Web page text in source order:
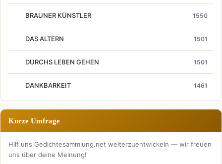
BRAUNER KÜNSTLER 1550
DAS ALTERN 1501
DURCHS LEBEN GEHEN 1501
DANKBARKEIT 1461
Kurze Umfrage
Hilf uns Gedichtesammlung.net weiterzuentwickeln — wir freuen
uns über deine Meinung!